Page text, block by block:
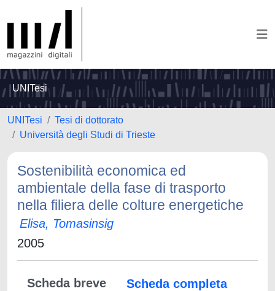
UNITesi
UNITesi
Tesi di dottorato
Università degli Studi di Trieste
Sostenibilità economica ed
ambientale della fase di trasporto
nella filiera delle colture energetiche
Elisa, Tomasinsig
2005
Scheda breve
Scheda completa